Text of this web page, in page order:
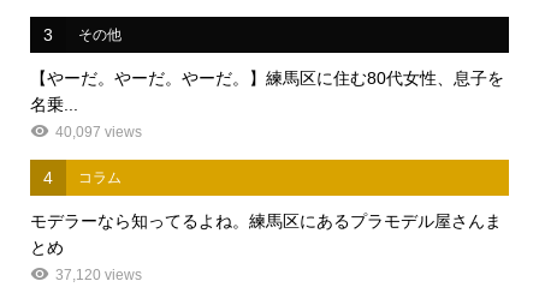
3 その他
【やーだ。やーだ。やーだ。】練馬区に住む80代女性、息子を
名乗...
40,097 views
4 コラム
モデラーなら知ってるよね。練馬区にあるプラモデル屋さんま
とめ
37,120 views